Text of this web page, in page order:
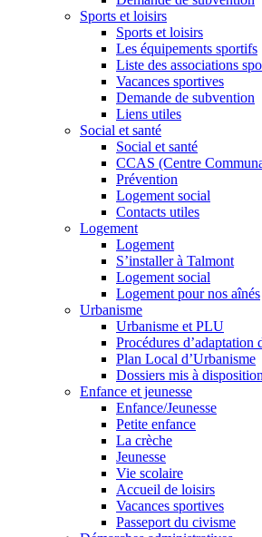
Sports et loisirs
Sports et loisirs
Les équipements sportifs
Liste des associations
Vacances sportives
Demande de subvention
Liens utiles
Social et santé
Social et santé
CCAS (Centre
Prévention
Logement social
Contacts utiles
Logement
Logement
S’installer à Talmont
Logement social
Logement pour nos aînés
Urbanisme
Urbanisme et PLU
Procédures d’adaptation
Plan Local d’Urbanisme
Dossiers mis à
Enfance et jeunesse
Enfance/Jeunesse
Petite enfance
La crèche
Jeunesse
Vie scolaire
Accueil de loisirs
Vacances sportives
Passeport du civisme